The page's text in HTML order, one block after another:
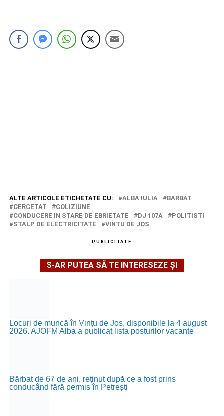
ALTE ARTICOLE ETICHETATE CU: ALBA IULIA
BARBAT
CERCETAT
COLIZIUNE
CONDUCERE IN STARE DE EBRIETATE
DJ 107A
POLITISTI
STALP DE ELECTRICITATE
VINTU DE JOS
PUBLICITATE
S-AR PUTEA SĂ TE INTERESEZE ȘI
Locuri de muncă în Vințu de Jos, disponibile la 4 august
2026. AJOFM Alba a publicat lista posturilor vacante
Bărbat de 67 de ani, reținut după ce a fost prins
conducând fără permis în Petrești